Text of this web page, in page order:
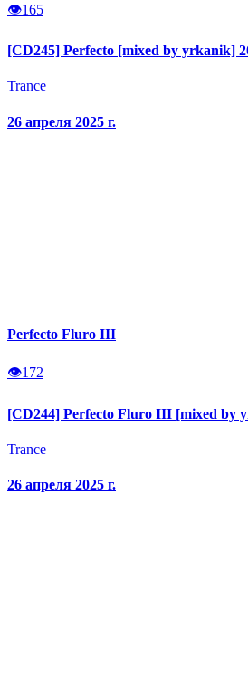
👁165
[CD245] Perfecto [mixed by yrkanik]
Trance
26 апреля 2025 г.
Perfecto Fluro III
👁172
[CD244] Perfecto Fluro III [mixed by
Trance
26 апреля 2025 г.